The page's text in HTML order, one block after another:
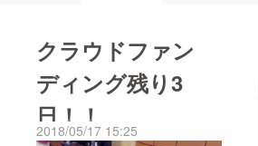
クラウドファン
ディング残り3
日！！
2018/05/17 15:25